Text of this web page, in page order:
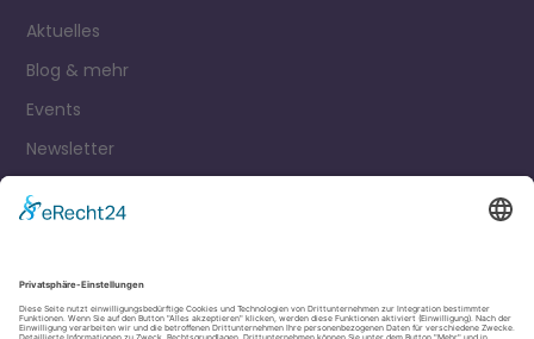
Aktuelles
Blog & mehr
Events
Newsletter
Impressum